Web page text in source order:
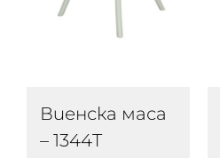
Виенска маса
– 1344T